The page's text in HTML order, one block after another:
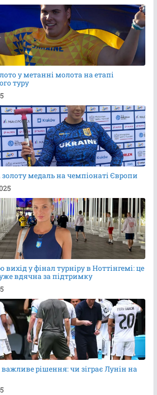
у метанні молота на етапі
туру
золоту медаль на чемпіонаті Європи
вихід у фінал турніру в Ноттінгемі: це
вдячна за підтримку
рішення: чи зіграє Лунін на